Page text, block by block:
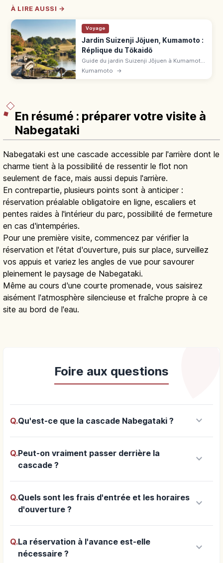
À LIRE AUSSI →
Voyage
Jardin Suizenji Jōjuen, Kumamoto :
Réplique du Tōkaidō
Guide du jardin Suizenji Jōjuen à Kumamoto
: étang, mont Fuji miniature, 53 étapes du
Kumamoto →
En résumé : préparer votre visite à
Nabegataki
Nabegataki est une cascade accessible par l'arrière dont le
charme tient à la possibilité de ressentir le flot non
seulement de face, mais aussi depuis l'arrière.
En contrepartie, plusieurs points sont à anticiper :
réservation préalable obligatoire en ligne, escaliers et
pentes raides à l'intérieur du parc, possibilité de fermeture
en cas d'intempéries.
Pour une première visite, commencez par vérifier la
réservation et l'état d'ouverture, puis sur place, surveillez
vos appuis et variez les angles de vue pour savourer
pleinement le paysage de Nabegataki.
Même au cours d'une courte promenade, vous saisirez
aisément l'atmosphère silencieuse et fraîche propre à ce
site au bord de l'eau.
Foire aux questions
Q.Qu'est-ce que la cascade Nabegataki ? keyboard_arrow_down
Q.Peut-on vraiment passer derrière la
cascade ?
keyboard_arrow_down
Q.Quels sont les frais d'entrée et les horaires
d'ouverture ?
keyboard_arrow_down
Q.La réservation à l'avance est-elle
nécessaire ?
keyboard_arrow_down